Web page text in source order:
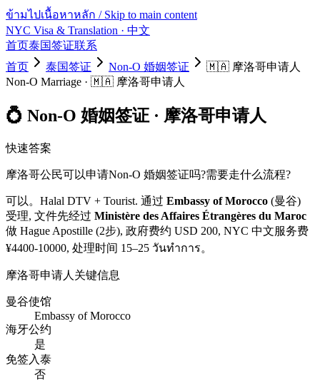
ข้ามไปเนื้อหาหลัก / Skip to main content
NYC Visa & Translation · 中文
首页泰国签证联系
首页
泰国签证 Non-O 婚姻签证 🇲🇦 摩洛哥申请人
Non-O Marriage · 🇲🇦 摩洛哥申请人
💍 Non-O 婚姻签证 · 摩洛哥申请人
快速答案
摩洛哥公民可以申请Non-O 婚姻签证吗?需要走什么流程?
可以。 Halal DTV + Tourist. 通过 Embassy of Morocco (曼谷)
受理, 文件先经过 Ministère des Affaires Étrangères du Maroc
做 Hague Apostille (2步), 政府费约 USD 200, NYC 中文服务费
¥4400-10000, 处理时间 15–25 วันทำการ。
摩洛哥申请人关键信息
曼谷使馆
Embassy of Morocco
海牙公约
是
免签入泰
否